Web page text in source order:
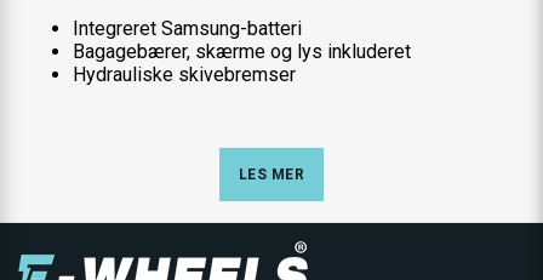
Integreret Samsung-batteri
Bagagebærer, skærme og lys inkluderet
Hydrauliske skivebremser
LES MER